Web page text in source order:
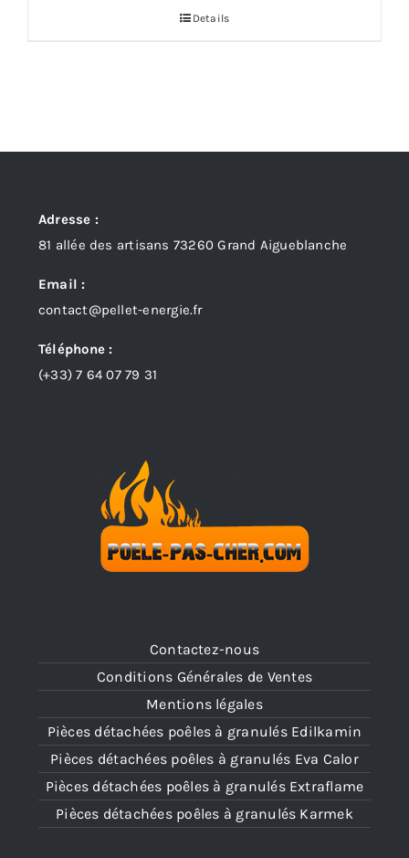
Details
Contactez-nous
Conditions Générales de Ventes
Mentions légales
Pièces détachées poêles à granulés Edilkamin
Pièces détachées poêles à granulés Eva Calor
Pièces détachées poêles à granulés Extraflame
Pièces détachées poêles à granulés Karmek
Adresse :
81 allée des artisans 73260 Grand Aigueblanche
Email :
contact@pellet-energie.fr
Téléphone :
(+33)7 64 07 79 31